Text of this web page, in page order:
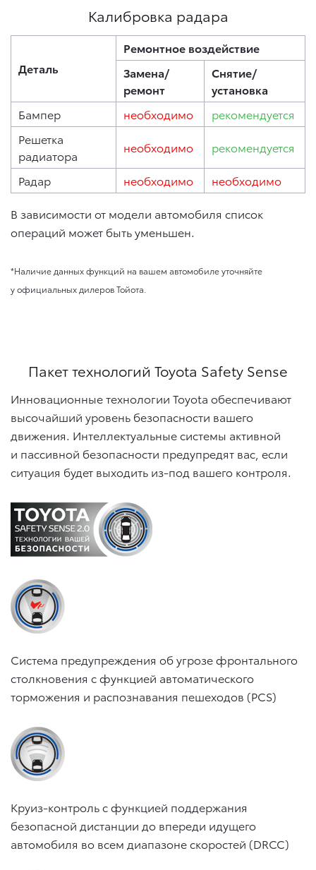
Калибровка радара
Деталь
Ремонтное воздействие
Замена/
ремонт
Снятие/
установка
Бампер
необходимо
рекомендуется
Решетка
радиатора
необходимо рекомендуется
Радар необходимо необходимо
В зависимости от модели автомобиля список
операций может быть уменьшен.
*Наличие данных функций на вашем автомобиле уточняйте
у официальных дилеров Тойота.
Пакет технологий Toyota Safety Sense
Инновационные технологии Toyota обеспечивают
высочайший уровень безопасности вашего
движения. Интеллектуальные системы активной
и пассивной безопасности предупредят вас, если
ситуация будет выходить из-под вашего контроля.
Система предупреждения об угрозе фронтального
столкновения с функцией автоматического
торможения и распознавания пешеходов (PCS)
Круиз-контроль с функцией поддержания
безопасной дистанции до впереди идущего
автомобиля во всем диапазоне скоростей (DRCC)